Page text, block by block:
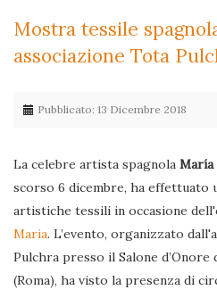
Mostra tessile
associazione Tota
Pubblicato: 13 Dicembre 2018
La celebre artista spagnola María
scorso 6 dicembre, ha effettuato
artistiche tessili in occasione
Maria. L’evento, organizzato
Pulchra presso il Salone d’Onore
(Roma), ha visto la presenza di